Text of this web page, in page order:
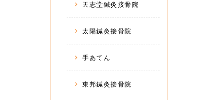
天志堂鍼灸接骨院
太陽鍼灸接骨院
手あてん
東邦鍼灸接骨院